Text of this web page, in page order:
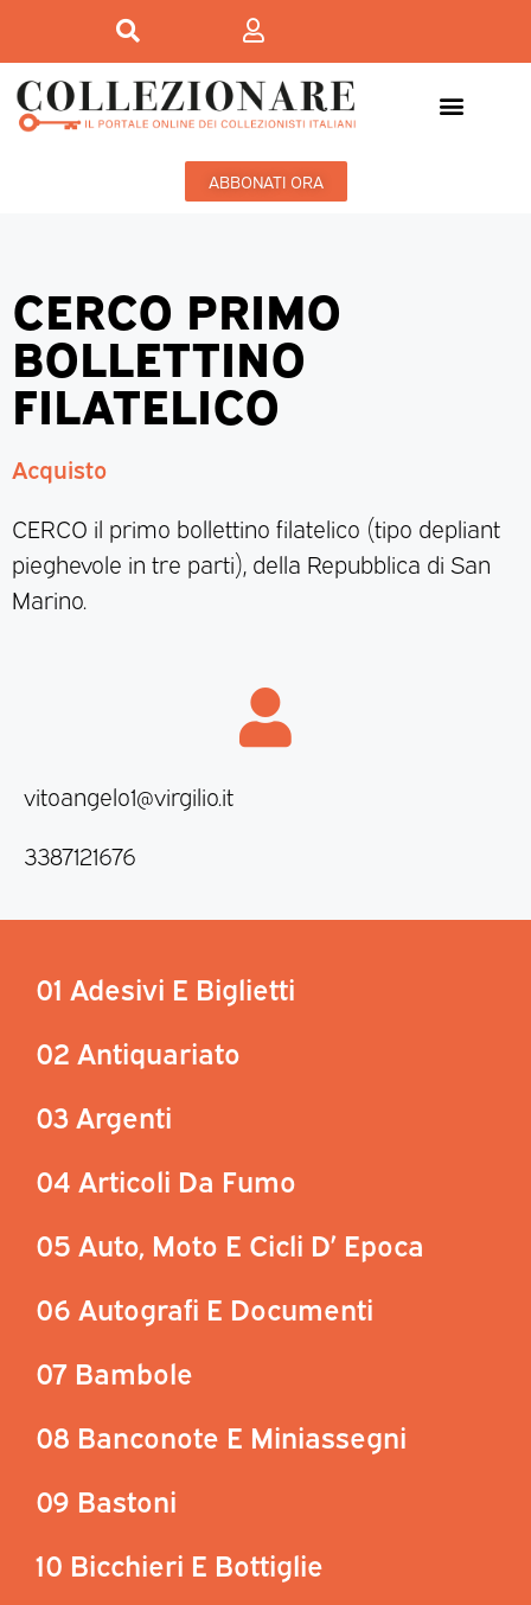
ABBONATI ORA
CERCO PRIMO
BOLLETTINO
FILATELICO
Acquisto
CERCO il primo bollettino filatelico (tipo depliant
pieghevole in tre parti), della Repubblica di San
Marino.
vitoangelo1@virgilio.it
3387121676
01 Adesivi E Biglietti
02 Antiquariato
03 Argenti
04 Articoli Da Fumo
05 Auto, Moto E Cicli D’ Epoca
06 Autografi E Documenti
07 Bambole
08 Banconote E Miniassegni
09 Bastoni
10 Bicchieri E Bottiglie